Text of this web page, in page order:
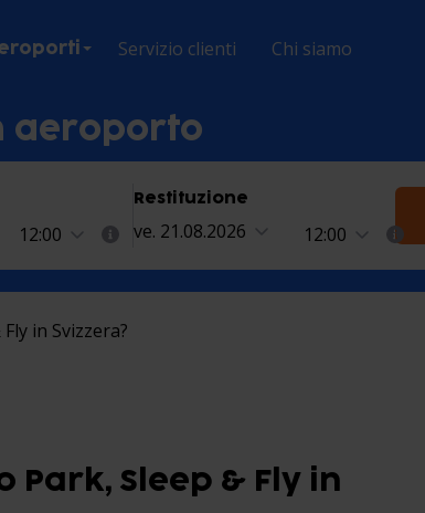
Servizio clienti Chi siamo
aeroporto
12:00
Restituzione
ve. 21.08.2026 12:00
in Svizzera?
Park, Sleep & Fly in